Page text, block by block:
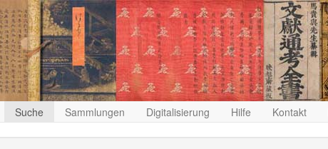
Suche Sammlungen Digitalisierung Hilfe Kontakt